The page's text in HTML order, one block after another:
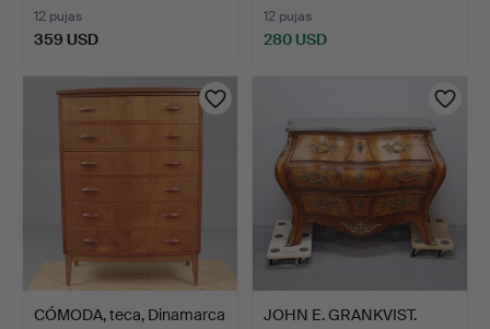
12 pujas
359 USD
12 pujas
280 USD
CÓMODA, teca, Dinamarca
JOHN E. GRANKVIST.